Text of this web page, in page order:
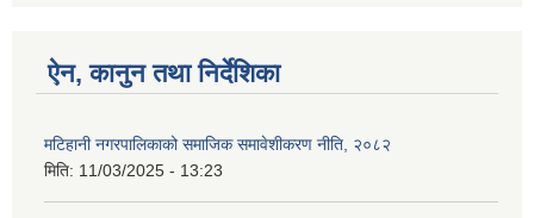
ऐन, कानुन तथा निर्देशिका
मटिहानी नगरपालिकाको समाजिक समावेशीकरण नीति, २०८२
मिति: 11/03/2025 - 13:23